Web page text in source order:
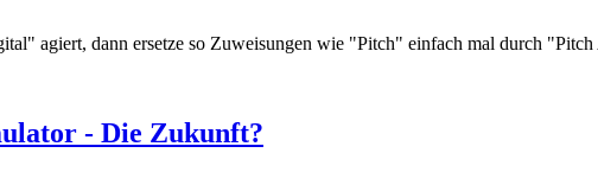
agiert, dann ersetze so Zuweisungen wie "Pitch" einfach mal durch
- Die Zukunft?